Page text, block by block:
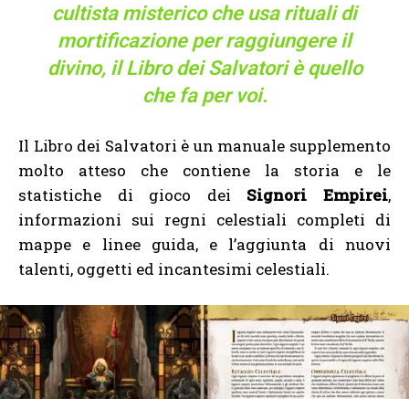
cultista misterico che usa rituali di
mortificazione per raggiungere il
divino, il Libro dei Salvatori è quello
che fa per voi.
Il Libro dei Salvatori è un manuale supplemento
molto atteso che contiene la storia e le
statistiche di gioco dei Signori Empirei,
informazioni sui regni celestiali completi di
mappe e linee guida, e l’aggiunta di nuovi
talenti, oggetti ed incantesimi celestiali.